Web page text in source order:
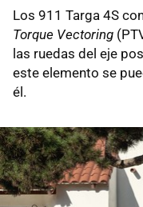
Los 911 Targa 4S
Torque Vectoring
las ruedas del eje
este elemento se
él.